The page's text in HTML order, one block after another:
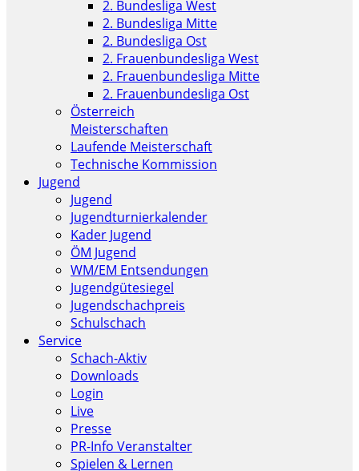
2. Bundesliga West
2. Bundesliga Mitte
2. Bundesliga Ost
2. Frauenbundesliga West
2. Frauenbundesliga Mitte
2. Frauenbundesliga Ost
Österreich
Meisterschaften
Laufende Meisterschaft
Technische Kommission
Jugend
Jugend
Jugendturnierkalender
Kader Jugend
ÖM Jugend
WM/EM Entsendungen
Jugendgütesiegel
Jugendschachpreis
Schulschach
Service
Schach-Aktiv
Downloads
Login
Live
Presse
PR-Info Veranstalter
Spielen & Lernen